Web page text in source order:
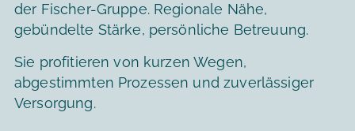
der Fischer-Gruppe. Regionale Nähe,
gebündelte Stärke, persönliche Betreuung.
Sie profitieren von kurzen Wegen,
abgestimmten Prozessen und zuverlässiger
Versorgung.